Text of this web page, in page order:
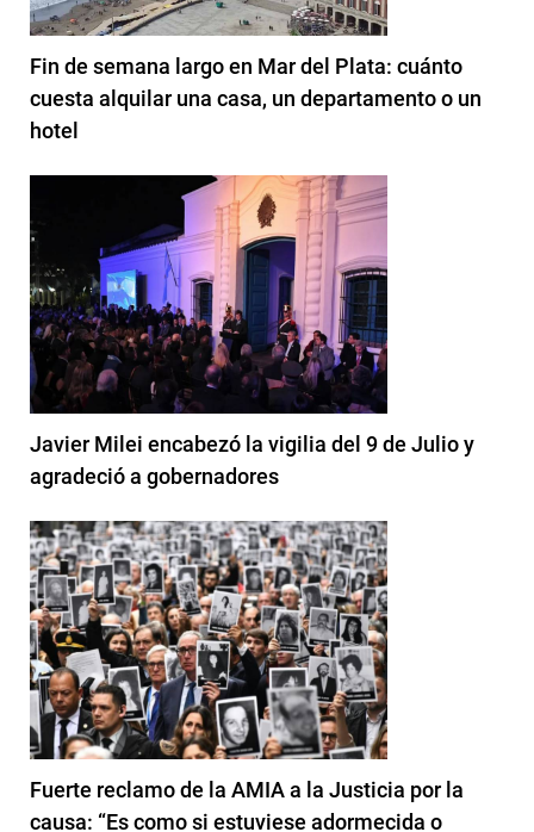
Fin de semana largo en Mar del Plata: cuánto
cuesta alquilar una casa, un departamento o un
hotel
Javier Milei encabezó la vigilia del 9 de Julio y
agradeció a gobernadores
Fuerte reclamo de la AMIA a la Justicia por la
causa: “Es como si estuviese adormecida o